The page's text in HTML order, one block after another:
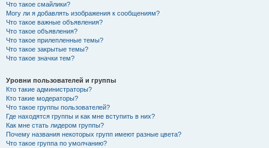
Что такое смайлики?
Могу ли я добавлять изображения к сообщениям?
Что такое важные объявления?
Что такое объявления?
Что такое прилепленные темы?
Что такое закрытые темы?
Что такое значки тем?
Уровни пользователей и группы
Кто такие администраторы?
Кто такие модераторы?
Что такое группы пользователей?
Где находятся группы и как мне вступить в них?
Как мне стать лидером группы?
Почему названия некоторых групп имеют разные цвета?
Что такое группа по умолчанию?